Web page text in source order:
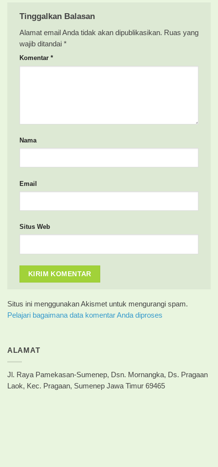
Tinggalkan Balasan
Alamat email Anda tidak akan dipublikasikan. Ruas yang
wajib ditandai *
Komentar *
Nama
Email
Situs Web
Situs ini menggunakan Akismet untuk mengurangi spam.
Pelajari bagaimana data komentar Anda diproses
ALAMAT
Jl. Raya Pamekasan-Sumenep, Dsn. Mornangka, Ds. Pragaan
Laok, Kec. Pragaan, Sumenep Jawa Timur 69465